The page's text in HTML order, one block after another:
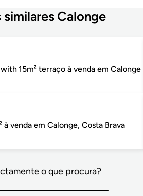
similares Calonge
15m² terraço à venda em Calonge
venda em Calonge, Costa Brava
o que procura?